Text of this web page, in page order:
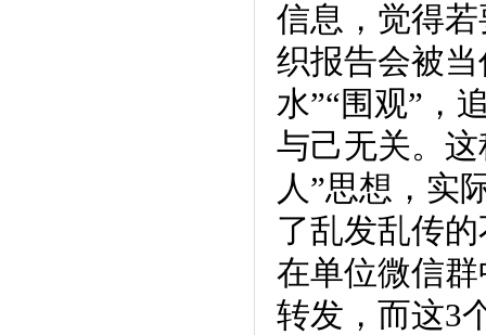
信息，觉得
织报告会被
水”“围观”，
与己无关。
人”思想，实
了乱发乱传
在单位微信
转发，而这3